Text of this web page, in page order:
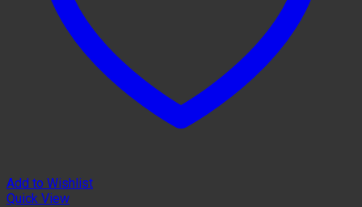
Add to Wishlist
Quick View